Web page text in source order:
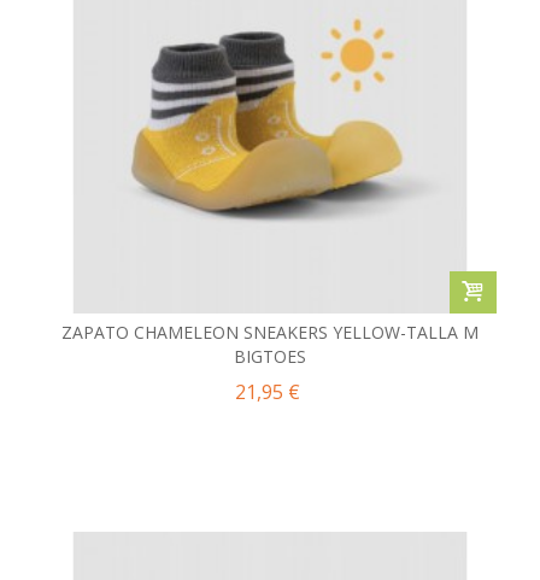
ZAPATO CHAMELEON SNEAKERS YELLOW-TALLA M
BIGTOES
21,95 €